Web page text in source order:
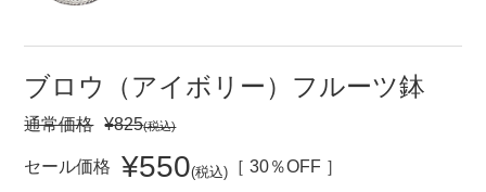
アイテム
小皿 中皿・取皿
ブロウ（アイボリー）フルーツ鉢
通常価格 ¥825(税込)
セール価格 ¥550(税込) ［ 30％OFF ］